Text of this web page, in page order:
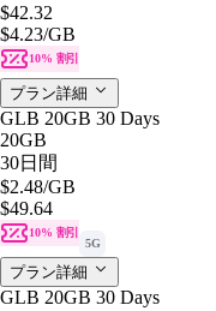
$42.32
$4.23/GB
10% 割引
プラン詳細
GLB 20GB 30 Days
20GB
30日間
$2.48/GB
$49.64
10% 割引
5G
プラン詳細
GLB 20GB 30 Days